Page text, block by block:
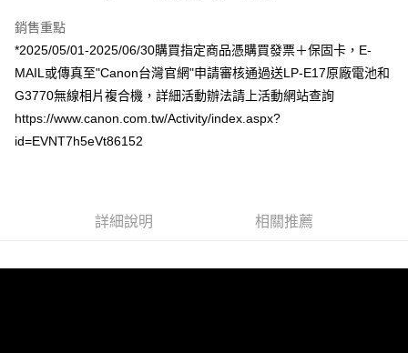
全盈+PAY
AFTEE先享後付
相關說明
【關於「AFTEE先享後付」】
AFTEE先享後付是「在收到商品之後才付款」的支付方式。 讓您購物簡單
結帳頁面，進行簡訊認證並確認金額後，即可完成結帳。
每筆NT$60，滿NT$399(含以上)免運費
萊爾富取貨付款
銷售重點
*2025/05/01-2025/06/30購買指定商品憑購買發票＋保固卡，E-
MAIL或傳真至"Canon台灣官網"申請審核通過送LP-E17原廠電池和
G3770無線相片複合機，詳細活動辦法請上活動網站查詢
https://www.canon.com.tw/Activity/index.aspx?
id=EVNT7h5eVt86152
詳細說明 相關推薦